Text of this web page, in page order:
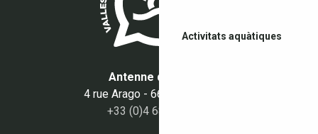
Activitats aquàtiques
Antenne du Boulou
4 rue Arago - 66160 Le Boulou
+33 (0)4 68 87 50 95